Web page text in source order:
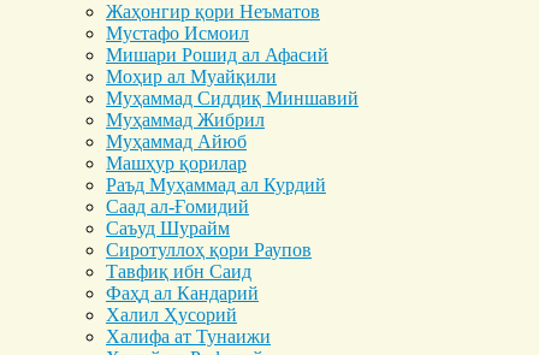
Жаҳонгир қори Неъматов
Мустафо Исмоил
Мишари Рошид ал Афасий
Моҳир ал Муайқили
Муҳаммад Cиддиқ Миншавий
Муҳаммад Жибрил
Муҳаммад Айюб
Машҳур қорилар
Раъд Муҳаммад ал Курдий
Саад ал-Ғомидий
Саъуд Шурайм
Сиротуллоҳ қори Раупов
Тавфиқ ибн Саид
Фаҳд ал Кандарий
Халил Ҳусорий
Халифа ат Тунаижи